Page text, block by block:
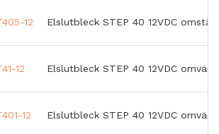
12 Elslutbleck STEP 40 12VDC
12 Elslutbleck STEP 40 12VDC
12 Elslutbleck STEP 40 12VDC